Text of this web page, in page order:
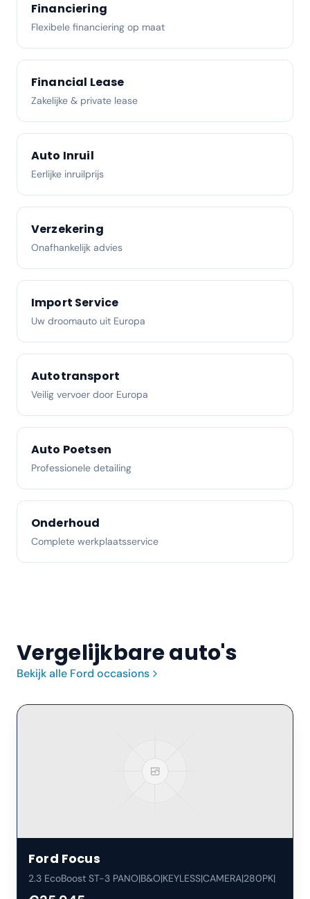
Financiering
Flexibele financiering op maat
Financial Lease
Zakelijke & private lease
Auto Inruil
Eerlijke inruilprijs
Verzekering
Onafhankelijk advies
Import Service
Uw droomauto uit Europa
Autotransport
Veilig vervoer door Europa
Auto Poetsen
Professionele detailing
Onderhoud
Complete werkplaatsservice
Vergelijkbare auto's
Bekijk alle Ford occasions
Ford Focus
2.3 EcoBoost ST-3 PANO|B&O|KEYLESS|CAMERA|280PK|